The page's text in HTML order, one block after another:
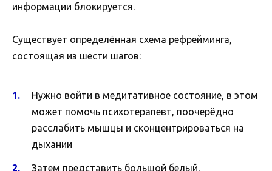
информации блокируется.
Существует определённая схема рефрейминга,
состоящая из шести шагов:
Нужно войти в медитативное состояние, в этом
может помочь психотерапевт, поочерёдно
расслабить мышцы и сконцентрироваться на
дыхании
Затем представить большой белый,